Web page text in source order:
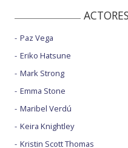
Paz Vega
Eriko Hatsune
Mark Strong
Emma Stone
Maribel Verdú
Keira Knightley
Kristin Scott Thomas